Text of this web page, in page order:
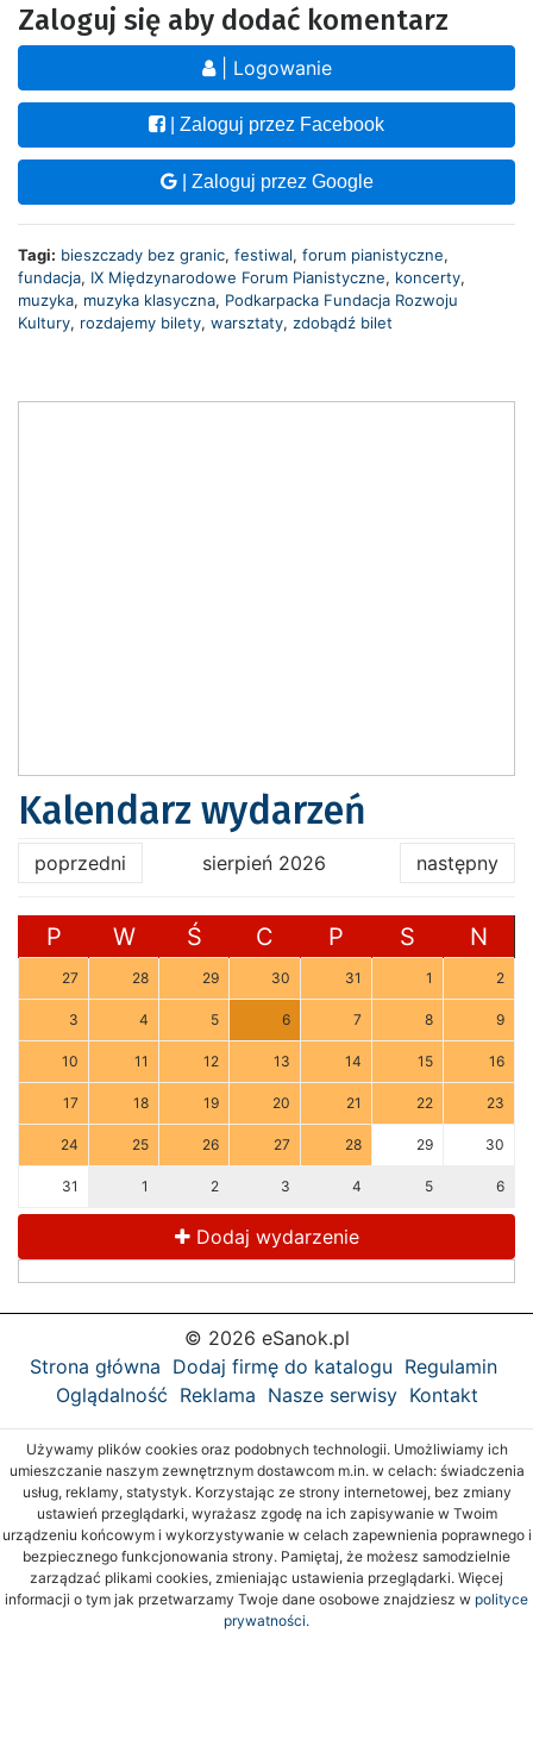
Zaloguj się aby dodać komentarz
| Logowanie
| Zaloguj przez Facebook
| Zaloguj przez Google
Tagi: bieszczady bez granic, festiwal, forum pianistyczne,
fundacja, IX Międzynarodowe Forum Pianistyczne, koncerty,
muzyka, muzyka klasyczna, Podkarpacka Fundacja Rozwoju
Kultury, rozdajemy bilety, warsztaty, zdobądź bilet
Kalendarz wydarzeń
poprzedni sierpień 2026 następny
P W Ś C P S N
27 28 29 30 31 1 2
3 4 5 6 7 8 9
10 11 12 13 14 15 16
17 18 19 20 21 22 23
24 25 26 27 28 29 30
31 1 2 3 4 5 6
Dodaj wydarzenie
© 2026 eSanok.pl
Strona główna Dodaj firmę do katalogu Regulamin
Oglądalność Reklama Nasze serwisy Kontakt
Używamy plików cookies oraz podobnych technologii. Umożliwiamy ich
umieszczanie naszym zewnętrznym dostawcom m.in. w celach: świadczenia
usług, reklamy, statystyk. Korzystając ze strony internetowej, bez zmiany
ustawień przeglądarki, wyrażasz zgodę na ich zapisywanie w Twoim
urządzeniu końcowym i wykorzystywanie w celach zapewnienia poprawnego i
bezpiecznego funkcjonowania strony. Pamiętaj, że możesz samodzielnie
zarządzać plikami cookies, zmieniając ustawienia przeglądarki. Więcej
informacji o tym jak przetwarzamy Twoje dane osobowe znajdziesz w polityce
prywatności.